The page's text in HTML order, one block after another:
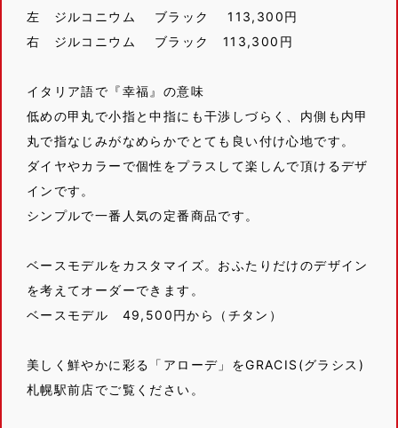
左 ジルコニウム ブラック 113,300円
右 ジルコニウム ブラック 113,300円
イタリア語で『幸福』の意味
低めの甲丸で小指と中指にも干渉しづらく、内側も内甲
丸で指なじみがなめらかでとても良い付け心地です。
ダイヤやカラーで個性をプラスして楽しんで頂けるデザ
インです。
シンプルで一番人気の定番商品です。
ベースモデルをカスタマイズ。おふたりだけのデザイン
を考えてオーダーできます。
ベースモデル 49,500円から（チタン）
美しく鮮やかに彩る「アローデ」をGRACIS(グラシス)
札幌駅前店でご覧ください。